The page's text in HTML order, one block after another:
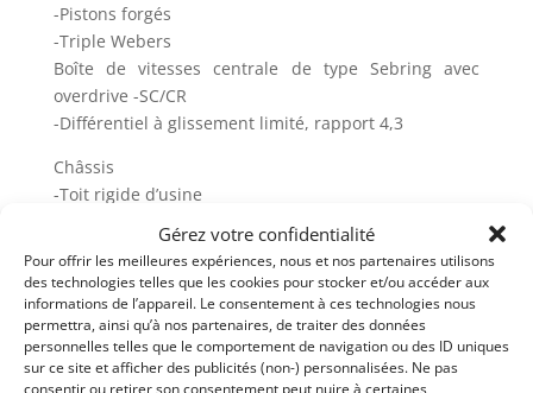
Gérez votre confidentialité
Pour offrir les meilleures expériences, nous et nos partenaires utilisons
des technologies telles que les cookies pour stocker et/ou accéder aux
informations de l’appareil. Le consentement à ces technologies nous
permettra, ainsi qu’à nos partenaires, de traiter des données
personnelles telles que le comportement de navigation ou des ID uniques
sur ce site et afficher des publicités (non-) personnalisées. Ne pas
consentir ou retirer son consentement peut nuire à certaines
-Pistons forgés
-Triple Webers
Boîte de vitesses centrale de type Sebring avec
overdrive -SC/CR
-Différentiel à glissement limité, rapport 4,3
Châssis
-Toit rigide d’usine
-Réservoir en aluminium de 100 litres récemment
installé, rempli de mousse.
Pièces détachées
Deux roues de rechange
Quelques petites pièces